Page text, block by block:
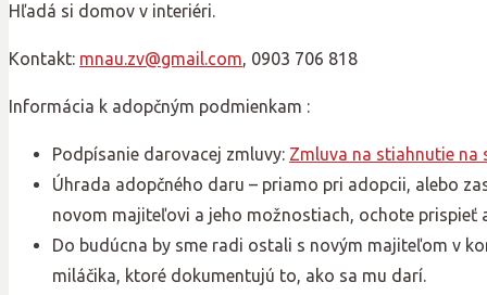
Hľadá si domov v interiéri.
Kontakt: mnau.zv@gmail.com, 0903 706 818
Informácia k adopčným podmienkam :
Podpísanie darovacej zmluvy: Zmluva na stiahnutie na
Úhrada adopčného daru – priamo pri adopcii, alebo
novom majiteľovi a jeho možnostiach, ochote prispieť
Do budúcna by sme radi ostali s novým majiteľom v
miláčika, ktoré dokumentujú to, ako sa mu darí.